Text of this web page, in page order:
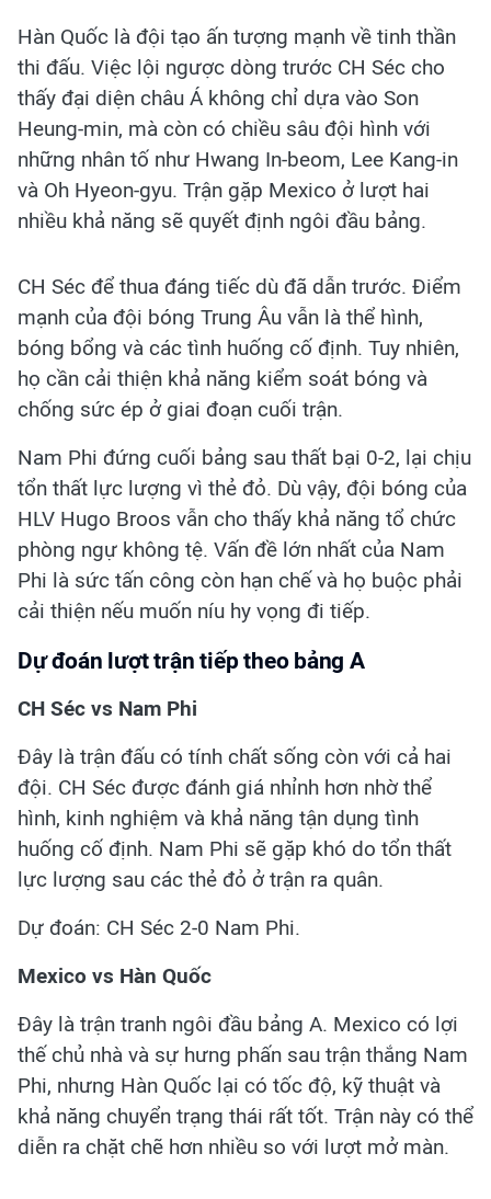
Hàn Quốc là đội tạo ấn tượng mạnh về tinh thần
thi đấu. Việc lội ngược dòng trước CH Séc cho
thấy đại diện châu Á không chỉ dựa vào Son
Heung-min, mà còn có chiều sâu đội hình với
những nhân tố như Hwang In-beom, Lee Kang-in
và Oh Hyeon-gyu. Trận gặp Mexico ở lượt hai
nhiều khả năng sẽ quyết định ngôi đầu bảng.
CH Séc để thua đáng tiếc dù đã dẫn trước. Điểm
mạnh của đội bóng Trung Âu vẫn là thể hình,
bóng bổng và các tình huống cố định. Tuy nhiên,
họ cần cải thiện khả năng kiểm soát bóng và
chống sức ép ở giai đoạn cuối trận.
Nam Phi đứng cuối bảng sau thất bại 0-2, lại chịu
tổn thất lực lượng vì thẻ đỏ. Dù vậy, đội bóng của
HLV Hugo Broos vẫn cho thấy khả năng tổ chức
phòng ngự không tệ. Vấn đề lớn nhất của Nam
Phi là sức tấn công còn hạn chế và họ buộc phải
cải thiện nếu muốn níu hy vọng đi tiếp.
Dự đoán lượt trận tiếp theo bảng A
CH Séc vs Nam Phi
Đây là trận đấu có tính chất sống còn với cả hai
đội. CH Séc được đánh giá nhỉnh hơn nhờ thể
hình, kinh nghiệm và khả năng tận dụng tình
huống cố định. Nam Phi sẽ gặp khó do tổn thất
lực lượng sau các thẻ đỏ ở trận ra quân.
Dự đoán: CH Séc 2-0 Nam Phi.
Mexico vs Hàn Quốc
Đây là trận tranh ngôi đầu bảng A. Mexico có lợi
thế chủ nhà và sự hưng phấn sau trận thắng Nam
Phi, nhưng Hàn Quốc lại có tốc độ, kỹ thuật và
khả năng chuyển trạng thái rất tốt. Trận này có thể
diễn ra chặt chẽ hơn nhiều so với lượt mở màn.